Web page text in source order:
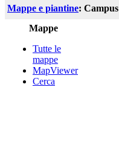
Mappe e piantine: Campus
Mappe
Tutte le
mappe
MapViewer
Cerca